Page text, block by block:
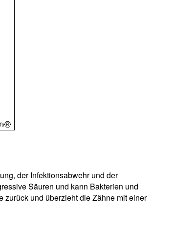
der Infektionsabwehr und der
Säuren und kann Bakterien und
und überzieht die Zähne mit einer